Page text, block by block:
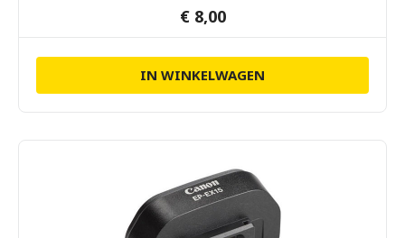
€ 8,00
IN WINKELWAGEN